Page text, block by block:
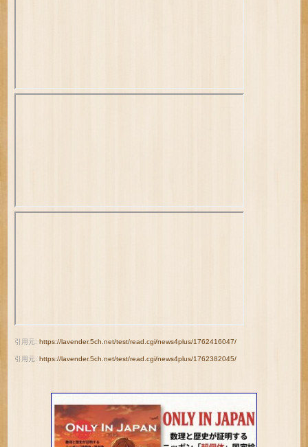
引用元:https://lavender.5ch.net/test/read.cgi/news4plus/1762416047/
引用元:https://lavender.5ch.net/test/read.cgi/news4plus/1762382045/